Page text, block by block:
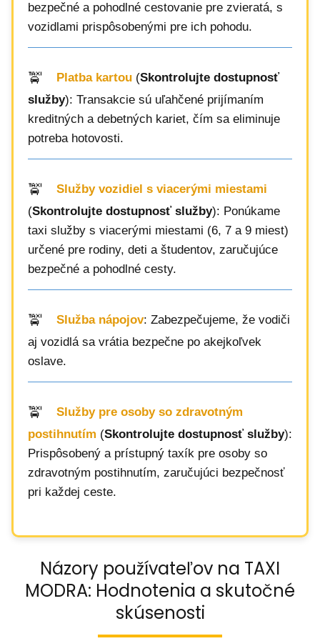
bezpečné a pohodlné cestovanie pre zvieratá, s
vozidlami prispôsobenými pre ich pohodu.
Platba kartou (Skontrolujte dostupnosť
služby): Transakcie sú uľahčené prijímaním
kreditných a debetných kariet, čím sa eliminuje
potreba hotovosti.
Služby vozidiel s viacerými miestami
(Skontrolujte dostupnosť služby): Ponúkame
taxi služby s viacerými miestami (6, 7 a 9 miest)
určené pre rodiny, deti a študentov, zaručujúce
bezpečné a pohodlné cesty.
Služba nápojov: Zabezpečujeme, že vodiči
aj vozidlá sa vrátia bezpečne po akejkoľvek
oslave.
Služby pre osoby so zdravotným
postihnutím (Skontrolujte dostupnosť služby):
Prispôsobený a prístupný taxík pre osoby so
zdravotným postihnutím, zaručujúci bezpečnosť
pri každej ceste.
Názory používateľov na TAXI
MODRA: Hodnotenia a skutočné
skúsenosti